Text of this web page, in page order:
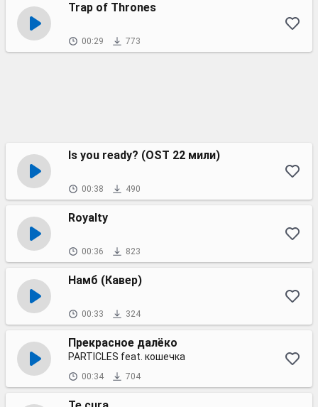
Trap of Thrones
00:29 773
Is you ready? (OST 22 мили)
00:38 490
Royalty
00:36 823
Намб (Кавер)
00:33 324
Прекрасное далёко
PARTICLES feat. кошечка
00:34 704